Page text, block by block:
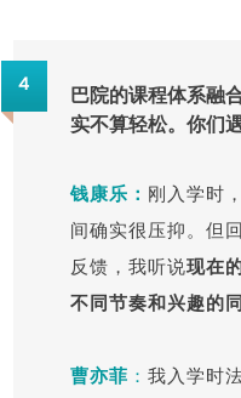
4
巴院的课程体系融
实不算轻松。你们
钱康乐： 刚入学时，
间确实很压抑。但
反馈，我听说现在
不同节奏和兴趣的
曹亦菲 ： 我入学时